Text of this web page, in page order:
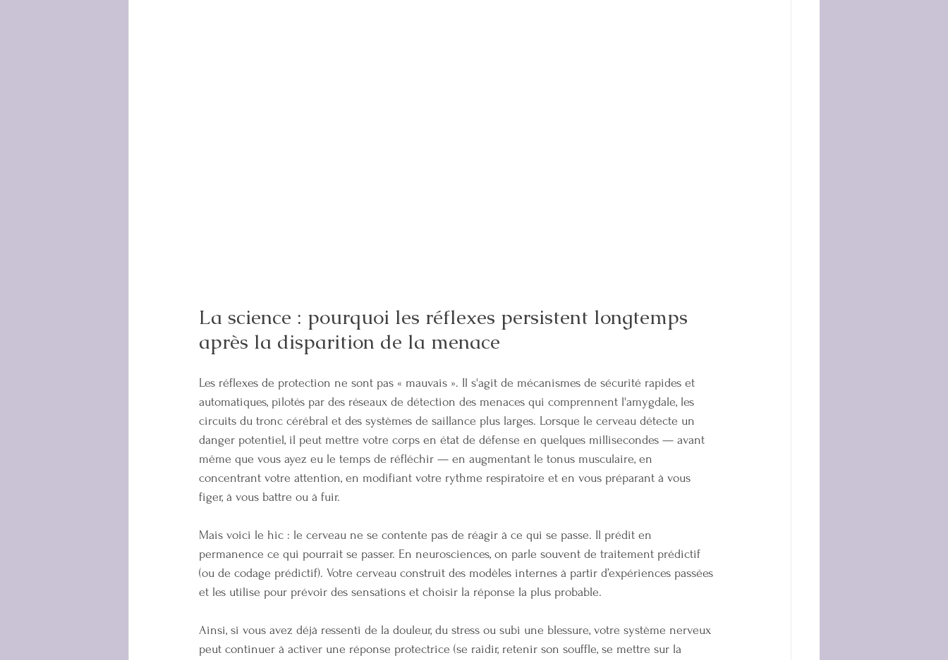
La science : pourquoi les réflexes persistent longtemps
après la disparition de la menace
Les réflexes de protection ne sont pas « mauvais ». Il s'agit de mécanismes de sécurité rapides et
automatiques, pilotés par des réseaux de détection des menaces qui comprennent l'amygdale, les
circuits du tronc cérébral et des systèmes de saillance plus larges. Lorsque le cerveau détecte un
danger potentiel, il peut mettre votre corps en état de défense en quelques millisecondes — avant
même que vous ayez eu le temps de réfléchir — en augmentant le tonus musculaire, en
concentrant votre attention, en modifiant votre rythme respiratoire et en vous préparant à vous
figer, à vous battre ou à fuir.
Mais voici le hic : le cerveau ne se contente pas de réagir à ce qui se passe. Il prédit en
permanence ce qui pourrait se passer. En neurosciences, on parle souvent de traitement prédictif
(ou de codage prédictif). Votre cerveau construit des modèles internes à partir d’expériences passées
et les utilise pour prévoir des sensations et choisir la réponse la plus probable.
Ainsi, si vous avez déjà ressenti de la douleur, du stress ou subi une blessure, votre système nerveux
peut continuer à activer une réponse protectrice (se raidir, retenir son souffle, se mettre sur la